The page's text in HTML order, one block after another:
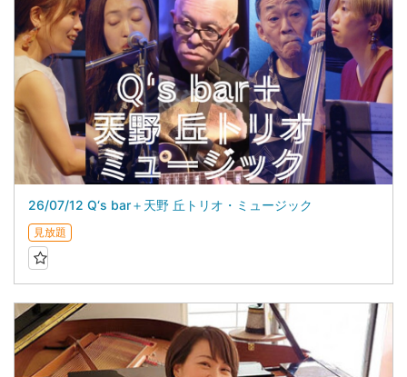
26/07/12 Q‘s bar＋天野 丘トリオ・ミュージック
見放題